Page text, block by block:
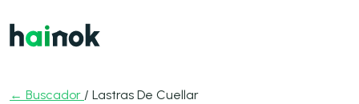
← Buscador / Lastras De Cuellar